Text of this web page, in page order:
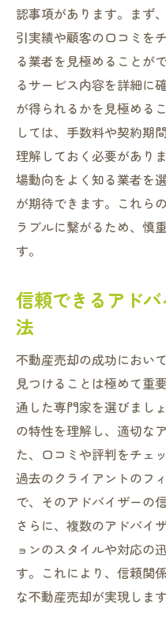
認事項があります。まず
引実績や顧客の口コミを
る業者を見極めることが
るサービス内容を詳細に
が得られるかを見極める
しては、手数料や契約期
理解しておく必要があり
場動向をよく知る業者を
が期待できます。これら
ラブルに繋がるため、慎
す。
信頼できるアド
法
不動産売却の成功におい
見つけることは極めて重
通した専門家を選びまし
の特性を理解し、適切な
た、口コミや評判をチェ
過去のクライアントのフ
で、そのアドバイザーの
さらに、複数のアドバイ
ョンのスタイルや対応の
す。これにより、信頼関
な不動産売却が実現します